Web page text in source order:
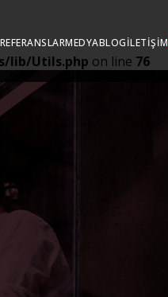
lib/Utils.php on line 76
REFERANSLARMEDYABLOGİLETIŞIM